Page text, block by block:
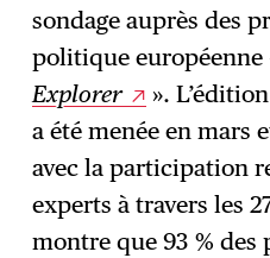
sondage auprès des
politique
Explorer
».
a été menée en mars
avec la participation
experts à travers les
montre que 93 % des